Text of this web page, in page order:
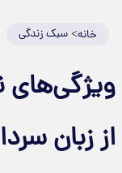
خانه>سبک زندگی
ویژگی‌های
از زبان